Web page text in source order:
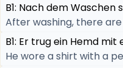
B1: Nach dem
After washing, there
B1: Er trug ein Hemd
He wore a shirt with a